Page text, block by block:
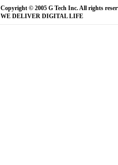
Copyright © 2005 G Tech Inc. All rights
WE DELIVER DIGITAL LIFE